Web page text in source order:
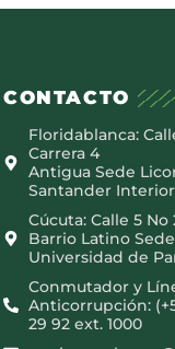
CONTACTO
Floridablanca:
Carrera 4
Antigua Sede
Santander
Cúcuta: Calle 5 No
Barrio Latino Sede
Universidad de
Conmutador y
Anticorrupción:
29 92 ext. 1000